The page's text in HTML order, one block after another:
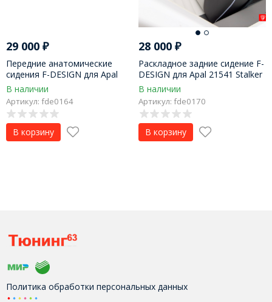
29 000 ₽
Передние анатомические
сидения F-DESIGN для Apal
21541 Stalker
В наличии
Артикул: fde0164
В корзину
28 000₽
Раскладное задние сидение F-
DESIGN для Apal 21541 Stalker
В наличии
Артикул: fde0170
В корзину
Политика обработки персональных данных